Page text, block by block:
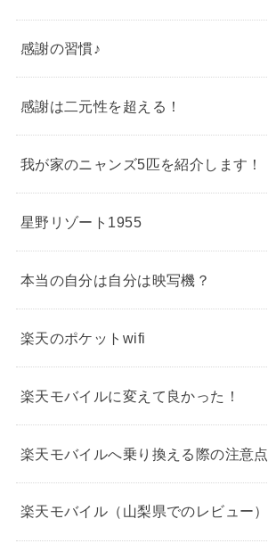
感謝の習慣♪
感謝は二元性を超える！
我が家のニャンズ5匹を紹介します！
星野リゾート1955
本当の自分は自分は映写機？
楽天のポケットwifi
楽天モバイルに変えて良かった！
楽天モバイルへ乗り換える際の注意点
楽天モバイル（山梨県でのレビュー）